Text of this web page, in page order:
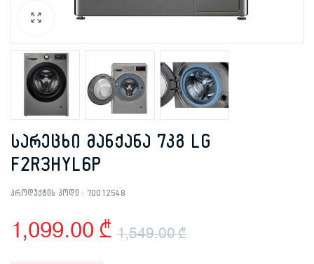
სარეცხი მანქანა 7კგ LG
F2R3HYL6P
პროდუქტის კოდი : 70012548
1,549.00₾
1,099.00 ₾